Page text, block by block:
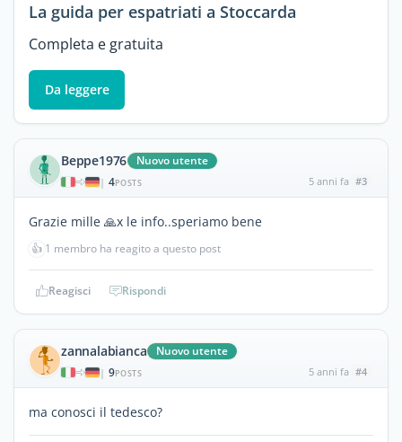
La guida per espatriati a Stoccarda
Completa e gratuita
Da leggere
Beppe1976 Nuovo utente
| 4POSTS 5 anni fa #3
Grazie mille 🙏x le info..speriamo bene
👍 1 membro ha reagito a questo post
Reagisci Rispondi
zannalabianca Nuovo utente
| 9POSTS 5 anni fa #4
ma conosci il tedesco?